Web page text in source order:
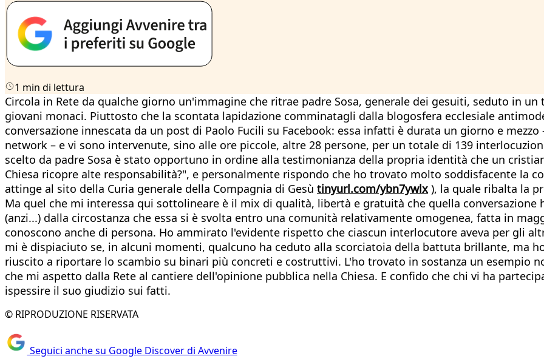
1 min di lettura
Circola in Rete da qualche giorno un'immagine che ritrae padre Sosa, generale dei gesuiti, seduto in
giovani monaci. Piuttosto che la scontata lapidazione comminatagli dalla blogosfera ecclesiale
conversazione innescata da un post di Paolo Fucili su Facebook: essa infatti è durata un giorno e
network – e vi sono intervenute, sino alle ore piccole, altre 28 persone, per un totale di 139
scelto da padre Sosa è stato opportuno in ordine alla testimonianza della propria identità che un
Chiesa ricopre alte responsabilità?", e personalmente rispondo che ho trovato molto soddisfacente la
attinge al sito della Curia generale della Compagnia di Gesù tinyurl.com/ybn7ywlx ), la quale ribalta la
Ma quel che mi interessa qui sottolineare è il mix di qualità, libertà e gratuità che quella
(anzi...) dalla circostanza che essa si è svolta entro una comunità relativamente omogenea, fatta in
conoscono anche di persona. Ho ammirato l'evidente rispetto che ciascun interlocutore aveva per gli
mi è dispiaciuto se, in alcuni momenti, qualcuno ha ceduto alla scorciatoia della battuta brillante, ma
riuscito a riportare lo scambio su binari più concreti e costruttivi. L'ho trovato in sostanza un esempio
che mi aspetto dalla Rete al cantiere dell'opinione pubblica nella Chiesa. E confido che chi vi ha
ispessire il suo giudizio sui fatti.
© RIPRODUZIONE RISERVATA
Seguici anche su Google Discover di Avvenire